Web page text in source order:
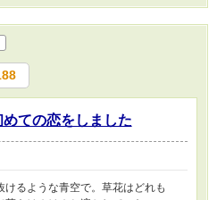
ての恋をしました
るような青空で。草花はどれも